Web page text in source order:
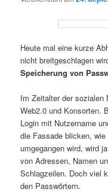
Heute mal eine kurze
nicht breitgeschlagen
Speicherung von
Im Zeitalter der
Web2.0 und Konsorten.
Login mit Nutzername
die Fassade blicken,
umgegangen wird, wird
von Adressen, Namen
Schlagzeilen. Doch viel
den Passwörtern.